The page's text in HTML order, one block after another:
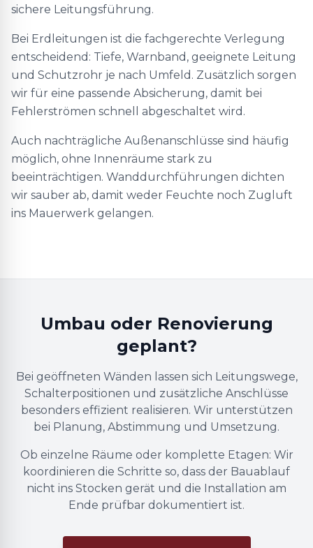
sichere Leitungsführung.
Bei Erdleitungen ist die fachgerechte Verlegung
entscheidend: Tiefe, Warnband, geeignete Leitung
und Schutzrohr je nach Umfeld. Zusätzlich sorgen
wir für eine passende Absicherung, damit bei
Fehlerströmen schnell abgeschaltet wird.
Auch nachträgliche Außenanschlüsse sind häufig
möglich, ohne Innenräume stark zu
beeinträchtigen. Wanddurchführungen dichten
wir sauber ab, damit weder Feuchte noch Zugluft
ins Mauerwerk gelangen.
Umbau oder Renovierung
geplant?
Bei geöffneten Wänden lassen sich Leitungswege,
Schalterpositionen und zusätzliche Anschlüsse
besonders effizient realisieren. Wir unterstützen
bei Planung, Abstimmung und Umsetzung.
Ob einzelne Räume oder komplette Etagen: Wir
koordinieren die Schritte so, dass der Bauablauf
nicht ins Stocken gerät und die Installation am
Ende prüfbar dokumentiert ist.